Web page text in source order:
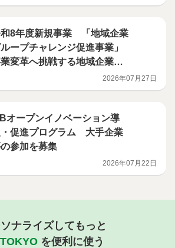
8年度新規事業 「地域企業
ープチャレンジ促進事業」
変革へ挑戦する地域企業グ
2026年07月27日
オープンイノベーション導
・促進プログラム 大手企業
参加を募集
2026年07月22日
ナライズしてもっと
を便利に使う